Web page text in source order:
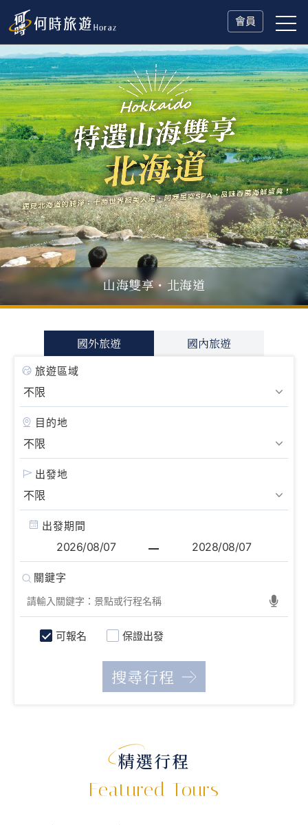
會員
父親節．限時特別企劃
一人旅行Solo Travel山海雙享・北海道
國外旅遊 國內旅遊
旅遊區域
目的地
出發地
出發期間
可報名 保證出發
精選行程
Featured Tours